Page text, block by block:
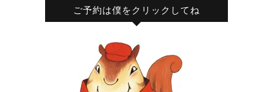
ご予約は僕をクリックしてね